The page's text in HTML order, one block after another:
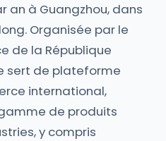
an à Guangzhou, dans
Organisée par le
de la République
sert de plateforme
international,
de produits
y compris